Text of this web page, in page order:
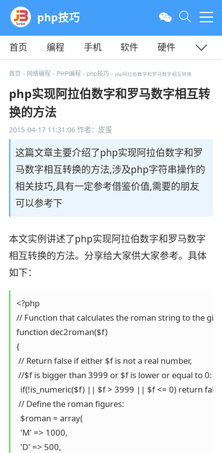
php技巧
首页 编程 手机 软件
硬件
教程
平面 服务器
首页 > 网络编程 > PHP编程 > php技巧 > php阿拉伯数字和罗马数字相互转换
php实现阿拉伯数字和罗马数字相互转
换的方法
2015-04-17 11:31:06作者：皮蛋
这篇文章主要介绍了php实现阿拉伯数字和罗
马数字相互转换的方法,涉及php字符串操作的
相关技巧,具有一定参考借鉴价值,需要的朋友
可以参考下
本文实例讲述了php实现阿拉伯数字和罗马数字
相互转换的方法。分享给大家供大家参考。具体
如下：
<?php
// Function that calculates the roman string to the
function dec2roman($f)
{
// Return false if either $f is not a real number,
//$f is bigger than 3999 or $f is lower or equal to 0:
if(!is_numeric($f) || $f > 3999 || $f <= 0) return
// Define the roman figures:
  $roman = array(
  'M' => 1000,
  'D' => 500,